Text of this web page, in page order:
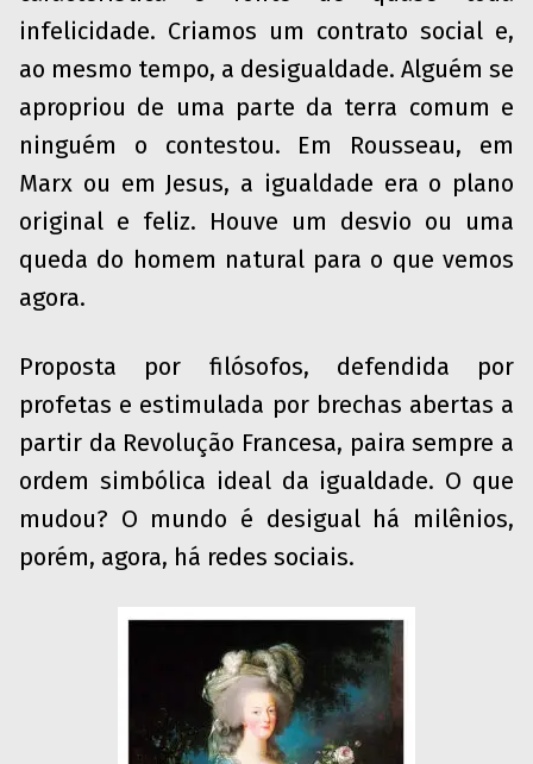
infelicidade. Criamos um contrato social e,
ao mesmo tempo, a desigualdade. Alguém se
apropriou de uma parte da terra comum e
ninguém o contestou. Em Rousseau, em
Marx ou em Jesus, a igualdade era o plano
original e feliz. Houve um desvio ou uma
queda do homem natural para o que vemos
agora.
Proposta por filósofos, defendida por
profetas e estimulada por brechas abertas a
partir da Revolução Francesa, paira sempre a
ordem simbólica ideal da igualdade. O que
mudou? O mundo é desigual há milênios,
porém, agora, há redes sociais.